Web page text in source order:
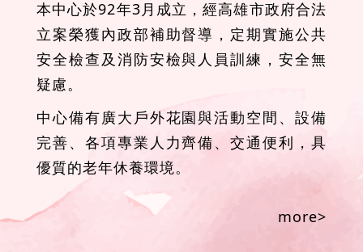
本中心於92年3月成立，經高雄市政府合法
立案榮獲內政部補助督導，定期實施公共
安全檢查及消防安檢與人員訓練，安全無
疑慮。
中心備有廣大戶外花園與活動空間、設備
完善、各項專業人力齊備、交通便利，具
優質的老年休養環境。
more>